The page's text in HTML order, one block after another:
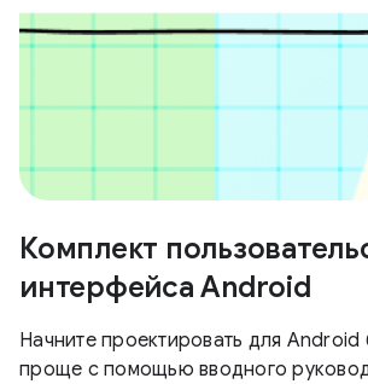
Комплект
интерфейса Android
Начните проектировать для Android
проще с помощью вводного